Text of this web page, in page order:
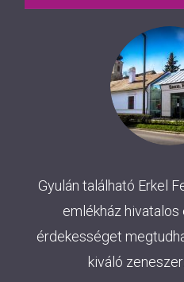
Gyulán található Erkel
emlékház hivatalos
érdekességet
kiváló